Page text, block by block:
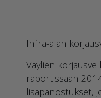
Infra-alan
Väylien
raportissaan
lisäpanostukset,